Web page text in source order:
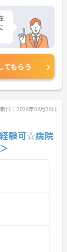
てもらう
日：2026年04月20日
経験可☆病院